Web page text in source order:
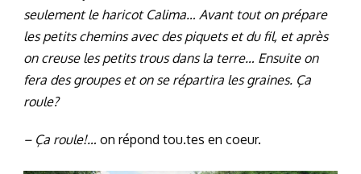
seulement le haricot Calima… Avant tout on prépare
les petits chemins avec des piquets et du fil, et après
on creuse les petits trous dans la terre… Ensuite on
fera des groupes et on se répartira les graines. Ça
roule?
– Ça roule!… on répond tou.tes en coeur.